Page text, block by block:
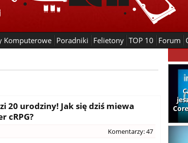
Komputerowe Poradniki Felietony TOP 10 Forum
20 urodziny! Jak się dziś miewa
cRPG?
Komentarzy: 47